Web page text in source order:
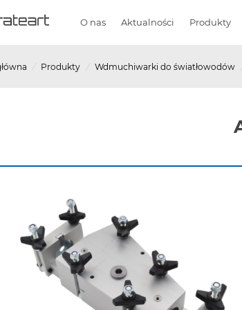
O nas Aktualności Produkty
Produkty Wdmuchiwarki do światłowodów